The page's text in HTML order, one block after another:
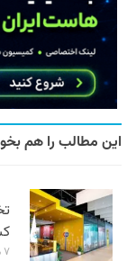
این مطالب را هم
۷ مرداد ۱۴۰۵